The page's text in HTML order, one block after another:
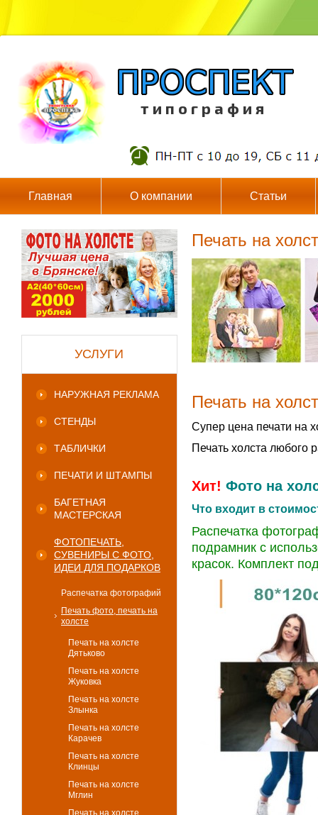
т и п о г р а ф и я
Главная О компании Статьи
УСЛУГИ
НАРУЖНАЯ РЕКЛАМА
СТЕНДЫ
ТАБЛИЧКИ
ПЕЧАТИ И ШТАМПЫ
БАГЕТНАЯ
МАСТЕРСКАЯ
ФОТОПЕЧАТЬ,
СУВЕНИРЫ С ФОТО,
ИДЕИ ДЛЯ ПОДАРКОВ
Распечатка фотографий
Печать фото, печать на
холсте
Печать на холсте
Дятьково
Печать на холсте
Жуковка
Печать на холсте
Злынка
Печать на холсте
Карачев
Печать на холсте
Клинцы
Печать на холсте
Мглин
Печать на холсте
Печать на
Печать на
Супер цена печати на
Печать холста любого
Хит! Фото на
Что входит в
Распечатка
подрамник с
красок. Комплект